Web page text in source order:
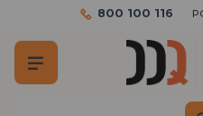
800 100 116